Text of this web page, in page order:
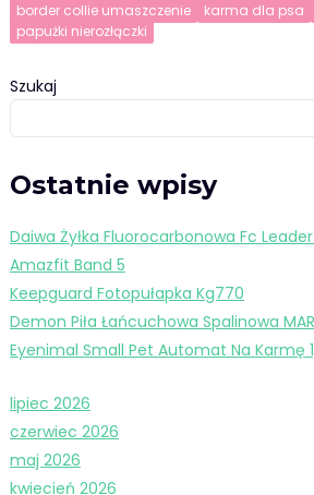
border collie umaszczenie karma dla psa
papużki nierozłączki
Szukaj
Ostatnie wpisy
Daiwa Żyłka Fluorocarbonowa Fc
Amazfit Band 5
Keepguard Fotopułapka Kg770
Demon Piła Łańcuchowa Spalinowa
Eyenimal Small Pet Automat Na Karmę
lipiec 2026
czerwiec 2026
maj 2026
kwiecień 2026